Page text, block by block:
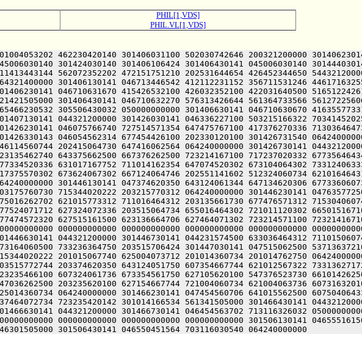
PHIL[1,VDS]
PHIL.VL[1,VDS]
462230420140 301406031100 502030742646 200321200000
301424030140 301406106424 301406430141 045006030140
562072352202 472151751210 202531644654 426452344650
301406130141 046713446542 412112231152 356711531246
046710631670 415426532100 426032352100 422031640500
301406430141 046710632270 576313426644 561364733566
305506430032 050000000000 301406630141 046710630670
044321200000 301426030141 046336227100 503215166322
046075766740 727514571354 647475767100 417376270336
046054562314 677454426100 202330120100 301426731540
202415064730 647416062564 064240000000 301426730141
643375662500 667376262500 723214167100 717237020332
631017167752 711014162354 647074520302 673104064302
673624067302 667124064746 202551141602 512324060734
301446130141 047374620350 643124061344 647134620306
715344020222 203215770312 064240000000 301446230141
621015773312 711016464312 203135661730 677476571312
627324072336 203515064734 655016464302 721011120302
627515161500 623136664706 627464071302 723214571100
000000000000 000000000000 000000000000 000000000000
044321200000 301446730141 044231574500 633036464312
733236364750 203515706424 301447030141 047515062500
201015067740 625004073712 201014360734 201014762750
203374620350 643124051750 607354667744 621012567322
607324061736 673354561750 627105620100 547376523730
203235620100 627154667744 721004060734 621004063736
064240000000 301466230141 047454560706 641015562500
723235420142 301014166534 561341505000 301466430141
044321200000 301466730141 046454563702 713116326032
000000000000 000000000000 000000000000 301506130141
301506430141 046550451564 703116030540 064240000000